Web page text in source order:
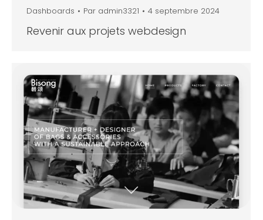
Dashboards Par admin3321 4 septembre 2024
Revenir aux projets webdesign